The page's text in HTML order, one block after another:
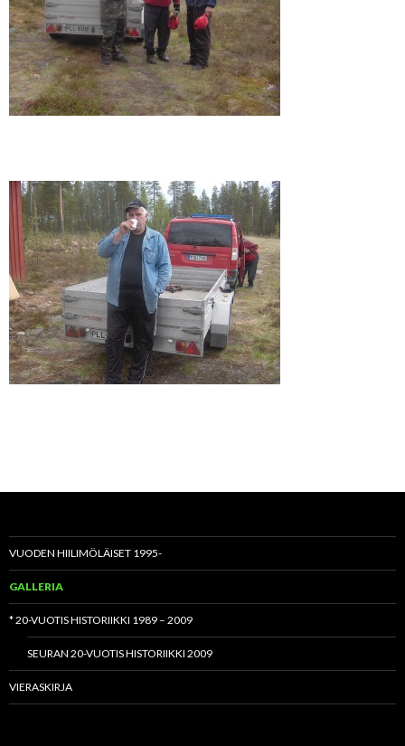
VUODEN HIILIMÖLÄISET 1995-
GALLERIA
* 20-VUOTIS HISTORIIKKI 1989 – 2009
SEURAN 20-VUOTIS HISTORIIKKI 2009
VIERASKIRJA